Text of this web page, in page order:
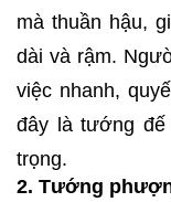
mà thuần hậu,
dài và rậm.
việc nhanh,
đây là tướng
trọng.
2. Tướng